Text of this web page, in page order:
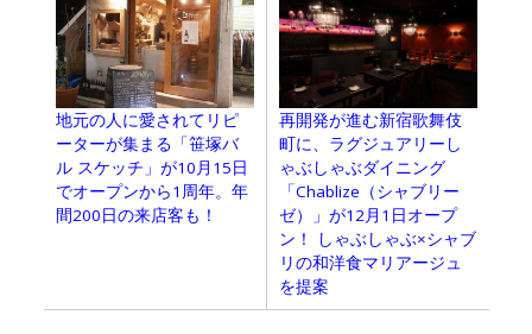
地元の人に愛されてリピ
ーターが集まる「笹塚バ
ル スケッチ」が10月15日
でオープンから1周年。年
間200日の来店客も！
再開発が進む新宿歌舞伎
町に、ラグジュアリーし
ゃぶしゃぶダイニング
「Chablize（シャブリー
ゼ）」が12月1日オープ
ン！ しゃぶしゃぶ×シャブ
リの和洋食マリアージュ
を提案